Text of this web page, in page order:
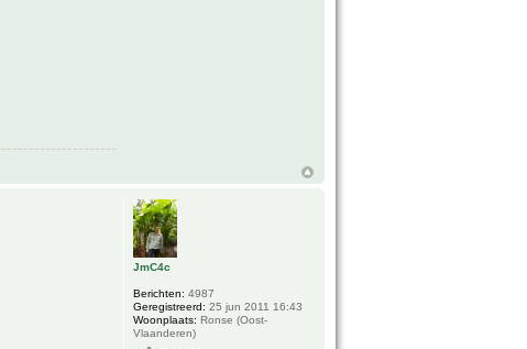
JmC4c
Berichten: 4987
Geregistreerd: 25 jun 2011 16:43
Woonplaats: Ronse (Oost-
Vlaanderen)